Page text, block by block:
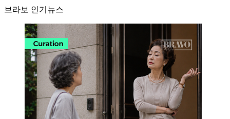
브라보 인기뉴스